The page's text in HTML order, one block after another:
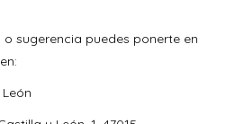
sugerencia puedes ponerte en